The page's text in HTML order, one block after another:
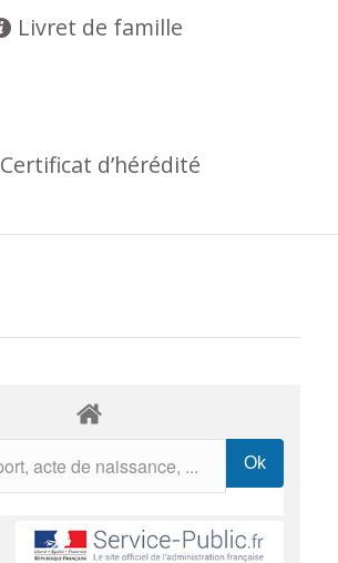
Livret de famille
Certificat d’hérédité